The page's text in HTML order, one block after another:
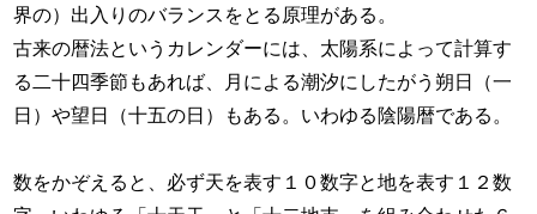
界の）出入りのバランスをとる原理がある。
古来の暦法というカレンダーには、太陽系によって計算す
る二十四季節もあれば、月による潮汐にしたがう朔日（一
日）や望日（十五の日）もある。いわゆる陰陽暦である。
数をかぞえると、必ず天を表す１０数字と地を表す１２数